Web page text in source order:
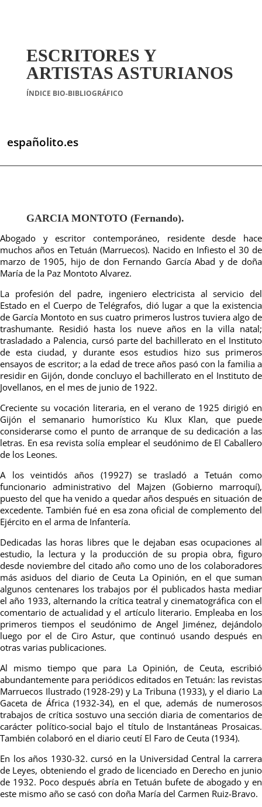
ESCRITORES Y
ARTISTAS ASTURIANOS
ÍNDICE BIO-BIBLIOGRÁFICO
españolito.es
GARCIA MONTOTO (Fernando).
Abogado y escritor contemporáneo, residente desde hace
muchos años en Tetuán (Marruecos). Nacido en Infiesto el 30 de
marzo de 1905, hijo de don Fernando García Abad y de doña
María de la Paz Montoto Alvarez.
La profesión del padre, ingeniero electricista al servicio del
Estado en el Cuerpo de Telégrafos, dió lugar a que la existencia
de García Montoto en sus cuatro primeros lustros tuviera algo de
trashumante. Residió hasta los nueve años en la villa natal;
trasladado a Palencia, cursó parte del bachillerato en el Instituto
de esta ciudad, y durante esos estudios hizo sus primeros
ensayos de escritor; a la edad de trece años pasó con la familia a
residir en Gijón, donde concluyo el bachillerato en el Instituto de
Jovellanos, en el mes de junio de 1922.
Creciente su vocación literaria, en el verano de 1925 dirigió en
Gijón el semanario humorístico Ku Klux Klan, que puede
considerarse como el punto de arranque de su dedicación a las
letras. En esa revista solía emplear el seudónimo de El Caballero
de los Leones.
A los veintidós años (19927) se trasladó a Tetuán como
funcionario administrativo del Majzen (Gobierno marroquí),
puesto del que ha venido a quedar años después en situación de
excedente. También fué en esa zona oficial de complemento del
Ejército en el arma de Infantería.
Dedicadas las horas libres que le dejaban esas ocupaciones al
estudio, la lectura y la producción de su propia obra, figuro
desde noviembre del citado año como uno de los colaboradores
más asiduos del diario de Ceuta La Opinión, en el que suman
algunos centenares los trabajos por él publicados hasta mediar
el año 1933, alternando la crítica teatral y cinematográfica con el
comentario de actualidad y el artículo literario. Empleaba en los
primeros tiempos el seudónimo de Angel Jiménez, dejándolo
luego por el de Ciro Astur, que continuó usando después en
otras varias publicaciones.
Al mismo tiempo que para La Opinión, de Ceuta, escribió
abundantemente para periódicos editados en Tetuán: las revistas
Marruecos Ilustrado (1928-29) y La Tribuna (1933), y el diario La
Gaceta de África (1932-34), en el que, además de numerosos
trabajos de crítica sostuvo una sección diaria de comentarios de
carácter político-social bajo el título de Instantáneas Prosaicas.
También colaboró en el diario ceutí El Faro de Ceuta (1934).
En los años 1930-32. cursó en la Universidad Central la carrera
de Leyes, obteniendo el grado de licenciado en Derecho en junio
de 1932. Poco después abría en Tetuán bufete de abogado y en
este mismo año se casó con doña María del Carmen Ruiz-Bravo.